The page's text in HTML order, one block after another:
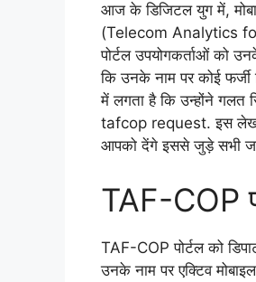
आज के डिजिटल युग में,
(Telecom Analytics
पोर्टल उपयोगकर्ताओं को
कि उनके नाम पर कोई फर्जी
में लगता है कि उन्होंने गलत
tafcop request. इस लेख
आपको देंगे इससे जुड़े सभी
TAF-COP
TAF-COP पोर्टल को
उनके नाम पर एक्टिव